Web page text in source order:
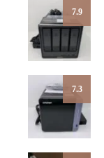
7.9
7.3